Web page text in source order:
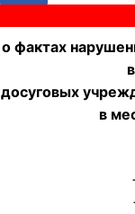
о фактах
досуговых
в